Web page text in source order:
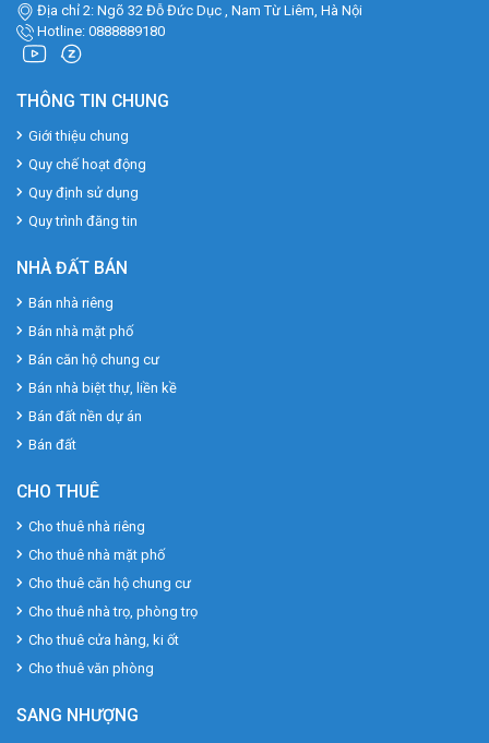
Địa chỉ 2: Ngõ 32 Đỗ Đức Dục , Nam Từ Liêm, Hà Nội
Hotline: 0888889180
THÔNG TIN CHUNG
Giới thiệu chung
Quy chế hoạt động
Quy định sử dụng
Quy trình đăng tin
NHÀ ĐẤT BÁN
Bán nhà riêng
Bán nhà mặt phố
Bán căn hộ chung cư
Bán nhà biệt thự, liền kề
Bán đất nền dự án
Bán đất
CHO THUÊ
Cho thuê nhà riêng
Cho thuê nhà mặt phố
Cho thuê căn hộ chung cư
Cho thuê nhà trọ, phòng trọ
Cho thuê cửa hàng, ki ốt
Cho thuê văn phòng
SANG NHƯỢNG